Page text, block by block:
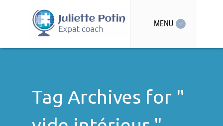
MENU
Tag Archives for "